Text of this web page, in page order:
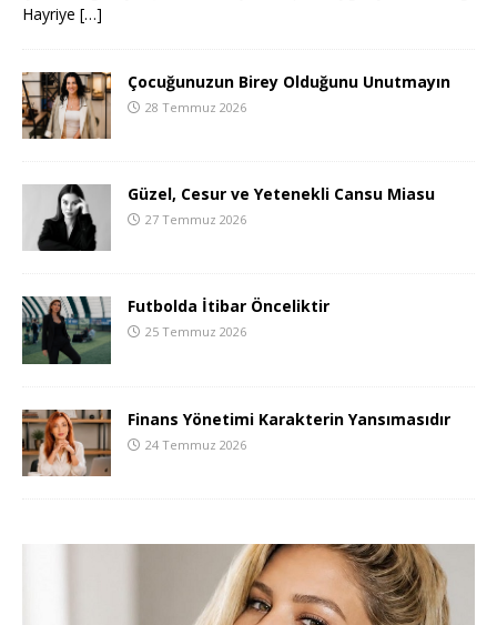
Hayriye […]
Çocuğunuzun Birey Olduğunu Unutmayın
28 Temmuz 2026
Güzel, Cesur ve Yetenekli Cansu Miasu
27 Temmuz 2026
Futbolda İtibar Önceliktir
25 Temmuz 2026
Finans Yönetimi Karakterin Yansımasıdır
24 Temmuz 2026